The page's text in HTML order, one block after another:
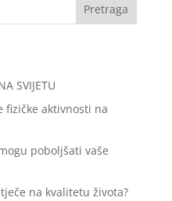
Pretraga
SVIJETU
fizičke aktivnosti na
poboljšati vaše
na kvalitetu života?